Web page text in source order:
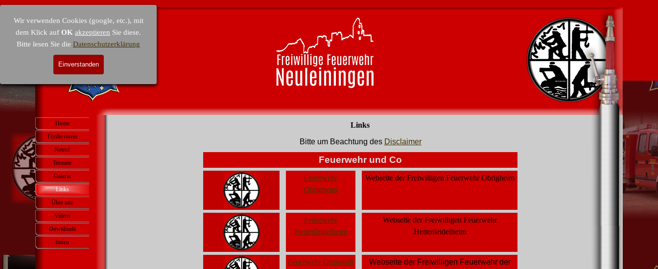
Wir verwenden Cookies (google, etc.), mit
dem Klick auf OK akzeptieren Sie diese.
Bitte lesen Sie die Datenschutzerklärung
Einverstanden
Direkt zum Seiteninhalt
Home
Förderverein
Notruf
Termine
Galerie
Links
Über uns
Videos
Downloads
Intern
Links
Bitte um Beachtung des Disclaimer
Feuerwehr und Co
Feuerwehr
Obrigheim
Webseite der Freiwilligen Feuerwehr Obrigheim
Feuerwehr
Hettenleidelheim
Webseite der Freiwilligen Feuerwehr
Hettenleidelheim
Feuerwehr Grünstadt
Webseite der Freiwilligen Feuerwehr der